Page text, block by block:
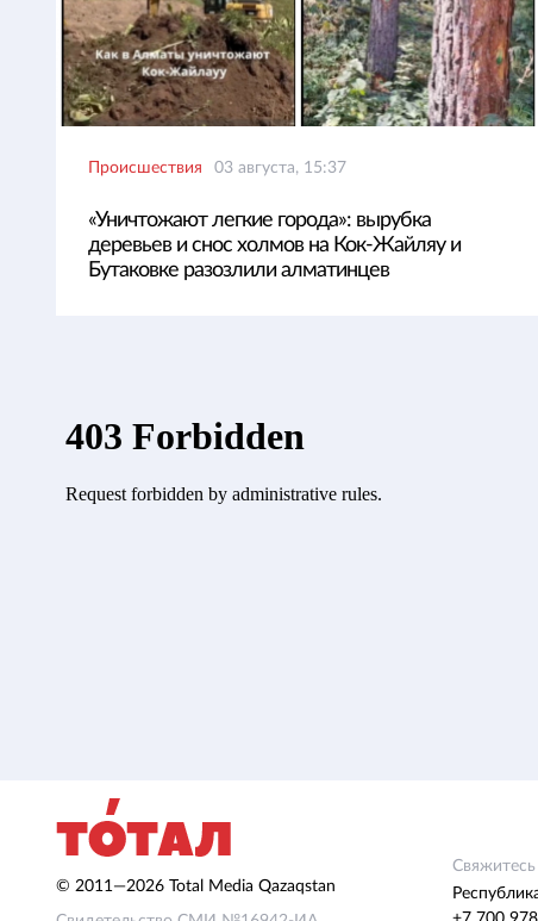
Происшествия 03 августа, 15:37
«Уничтожают легкие города»: вырубка
деревьев и снос холмов на Кок-Жайляу и
Бутаковке разозлили алматинцев
© 2011—2026 Total Media Qazaqstan